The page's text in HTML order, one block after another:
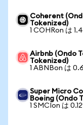
Coherent
Tokenized)
1 COHRon は
Airbnb (Ondo
Tokenized)
1 ABNBon は
Super Micro
Boeing (Ondo
1 SMCIon は